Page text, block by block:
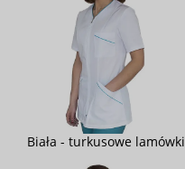
Biała - turkusowe lamówki